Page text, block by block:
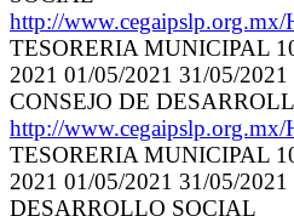
http://www.cegaipslp.org.mx/
TESORERIA MUNICIPAL
2021 01/05/2021 31/05/
CONSEJO DE
http://www.cegaipslp.org.mx/
TESORERIA MUNICIPAL
2021 01/05/2021 31/05/
DESARROLLO SOCIAL